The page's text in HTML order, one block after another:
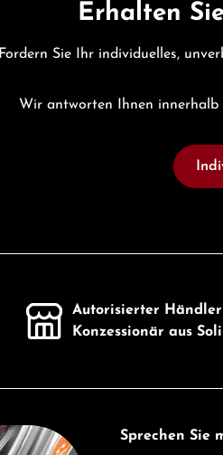
Erhalten
Fordern Sie Ihr individuelles,
Wir antworten Ihnen
Autorisierter
Konzessionär aus
Sprechen Sie